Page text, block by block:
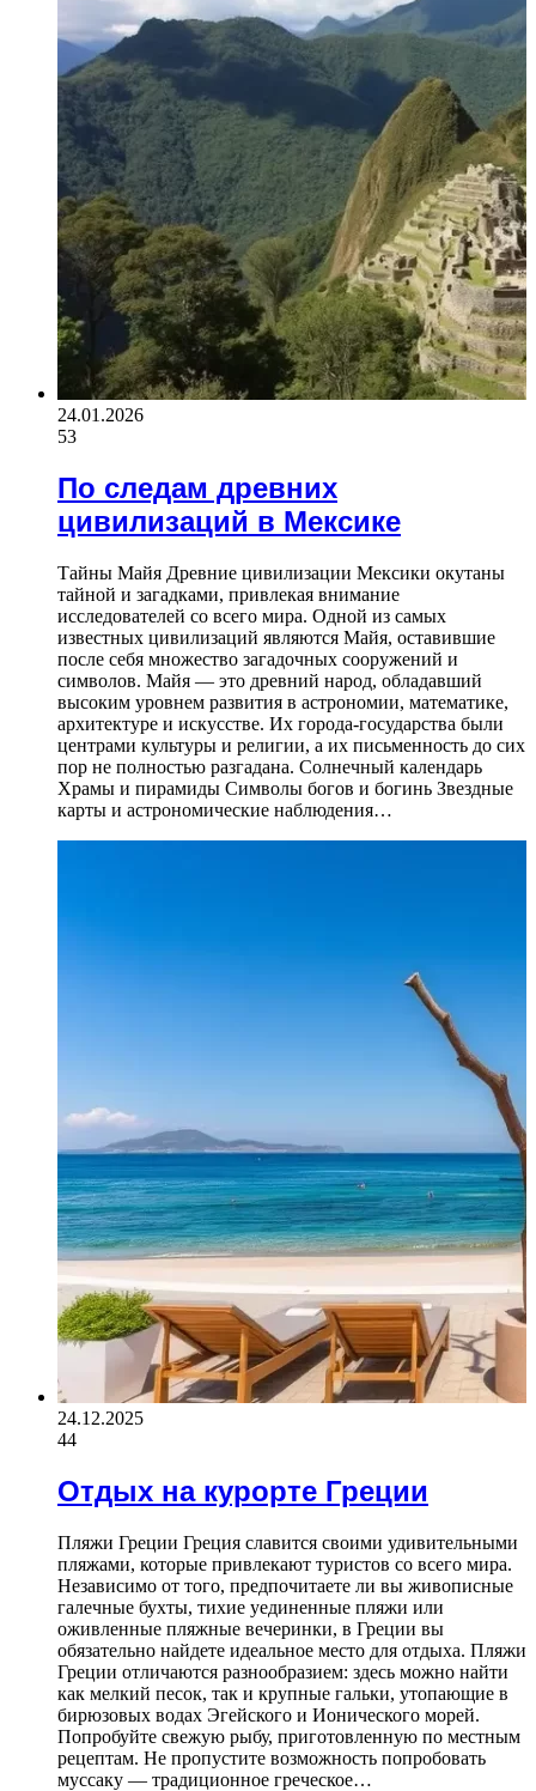
24.01.2026
53
По следам древних
цивилизаций в Мексике
Тайны Майя Древние цивилизации Мексики окутаны
тайной и загадками, привлекая внимание
исследователей со всего мира. Одной из самых
известных цивилизаций являются Майя, оставившие
после себя множество загадочных сооружений и
символов. Майя — это древний народ, обладавший
высоким уровнем развития в астрономии, математике,
архитектуре и искусстве. Их города-государства были
центрами культуры и религии, а их письменность до сих
пор не полностью разгадана. Солнечный календарь
Храмы и пирамиды Символы богов и богинь Звездные
карты и астрономические наблюдения…
24.12.2025
44
Отдых на курорте Греции
Пляжи Греции Греция славится своими удивительными
пляжами, которые привлекают туристов со всего мира.
Независимо от того, предпочитаете ли вы живописные
галечные бухты, тихие уединенные пляжи или
оживленные пляжные вечеринки, в Греции вы
обязательно найдете идеальное место для отдыха. Пляжи
Греции отличаются разнообразием: здесь можно найти
как мелкий песок, так и крупные гальки, утопающие в
бирюзовых водах Эгейского и Ионического морей.
Попробуйте свежую рыбу, приготовленную по местным
рецептам. Не пропустите возможность попробовать
муссаку — традиционное греческое…